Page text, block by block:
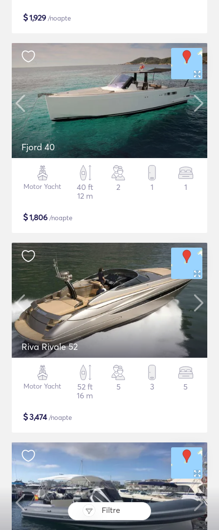
Filtre
$1,929 /noapte
Fjord 40
Motor Yacht
40 ft
12 m
2 1 1
$1,806 /noapte
Riva Rivale 52
Motor Yacht
52 ft
16 m
5 3 5
$3,474/noapte